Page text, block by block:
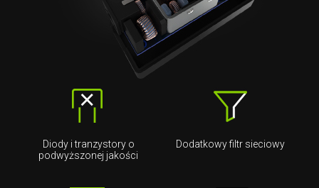
Diody i tranzystory o
podwyższonej jakości
Dodatkowy filtr sieciowy